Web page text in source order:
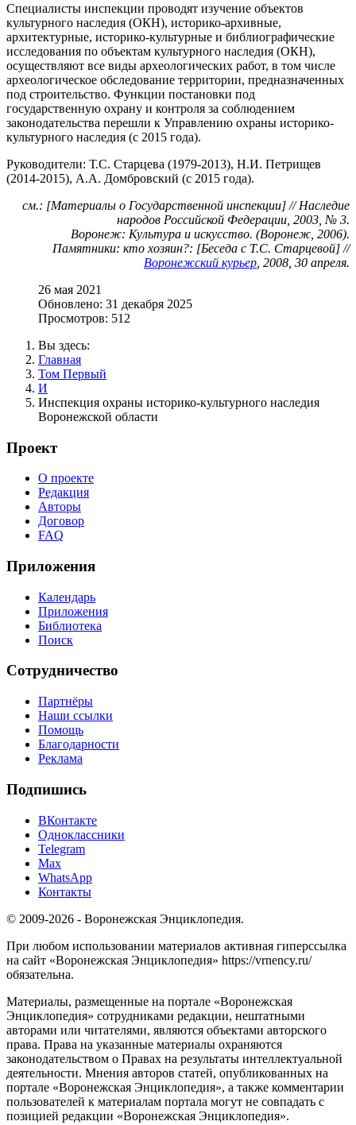
Специалисты инспекции проводят изучение объектов
культурного наследия (ОКН), историко-архивные,
архитектурные, историко-культурные и библиографические
исследования по объектам культурного наследия (ОКН),
осуществляют все виды археологических работ, в том числе
археологическое обследование территории, предназначенных
под строительство. Функции постановки под
государственную охрану и контроля за соблюдением
законодательства перешли к Управлению охраны историко-
культурного наследия (с 2015 года).
Руководители: Т.С. Старцева (1979-2013), Н.И. Петрищев
(2014-2015), А.А. Домбровский (с 2015 года).
см.: [Материалы о Государственной инспекции] // Наследие
народов Российской Федерации, 2003, № 3.
Воронеж: Культура и искусство. (Воронеж, 2006).
Памятники: кто хозяин?: [Беседа с Т.С. Старцевой] //
Воронежский курьер , 2008, 30 апреля.
26 мая 2021
Обновлено: 31 декабря 2025
Просмотров: 512
Вы здесь:
Главная
Том Первый
И
Инспекция охраны историко-культурного наследия
Воронежской области
Проект
О проекте
Редакция
Авторы
Договор
FAQ
Приложения
Календарь
Приложения
Библиотека
Поиск
Сотрудничество
Партнёры
Наши ссылки
Помощь
Благодарности
Реклама
Подпишись
ВКонтакте
Одноклассники
Telegram
Max
WhatsApp
Контакты
© 2009-2026 - Воронежская Энциклопедия.
При любом использовании материалов активная гиперссылка
на сайт «Воронежская Энциклопедия» https://vrnency.ru/
обязательна.
Материалы, размещенные на портале «Воронежская
Энциклопедия» сотрудниками редакции, нештатными
авторами или читателями, являются объектами авторского
права. Права на указанные материалы охраняются
законодательством о Правах на результаты интеллектуальной
деятельности. Мнения авторов статей, опубликованных на
портале «Воронежская Энциклопедия», а также комментарии
пользователей к материалам портала могут не совпадать с
позицией редакции «Воронежская Энциклопедия».